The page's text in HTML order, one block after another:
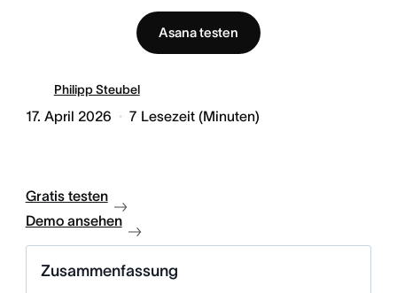
Asana testen
Philipp Steubel
17. April 2026 7 Lesezeit (Minuten)
Gratis testen
Demo ansehen
Zusammenfassung